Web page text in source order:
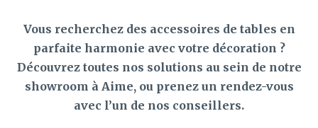
Vous recherchez des accessoires de tables en
parfaite harmonie avec votre décoration ?
Découvrez toutes nos solutions au sein de notre
showroom à Aime, ou prenez un rendez-vous
avec l’un de nos conseillers.